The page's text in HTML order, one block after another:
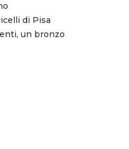
di Pisa
un bronzo